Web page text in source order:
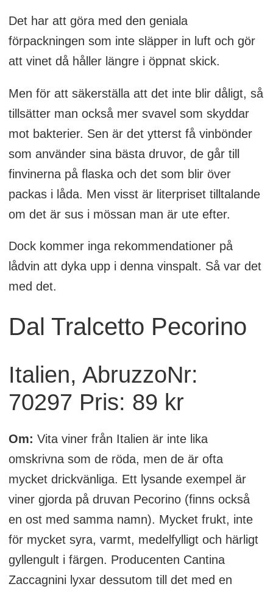
Det har att göra med den geniala
förpackningen som inte släpper in luft och gör
att vinet då håller längre i öppnat skick.
Men för att säkerställa att det inte blir dåligt, så
tillsätter man också mer svavel som skyddar
mot bakterier. Sen är det ytterst få vinbönder
som använder sina bästa druvor, de går till
finvinerna på flaska och det som blir över
packas i låda. Men visst är literpriset tilltalande
om det är sus i mössan man är ute efter.
Dock kommer inga rekommendationer på
lådvin att dyka upp i denna vinspalt. Så var det
med det.
Dal Tralcetto Pecorino
Italien, AbruzzoNr:
70297 Pris: 89 kr
Om: Vita viner från Italien är inte lika
omskrivna som de röda, men de är ofta
mycket drickvänliga. Ett lysande exempel är
viner gjorda på druvan Pecorino (finns också
en ost med samma namn). Mycket frukt, inte
för mycket syra, varmt, medelfylligt och härligt
gyllengult i färgen. Producenten Cantina
Zaccagnini lyxar dessutom till det med en